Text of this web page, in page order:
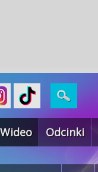
Wideo Odcinki